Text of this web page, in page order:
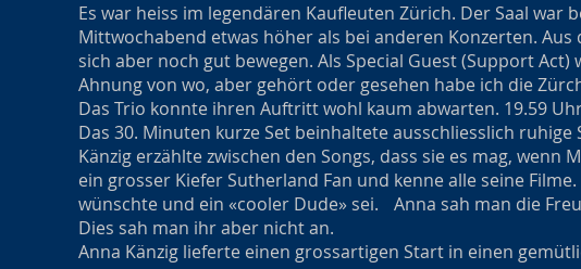
Es war heiss im legendären Kaufleuten Zürich. Der Saal
Mittwochabend etwas höher als bei anderen Konzerten.
sich aber noch gut bewegen. Als Special Guest (Support
Ahnung von wo, aber gehört oder gesehen habe ich die
Das Trio konnte ihren Auftritt wohl kaum abwarten. 19.59
Das 30. Minuten kurze Set beinhaltete ausschliesslich
Känzig erzählte zwischen den Songs, dass sie es mag,
ein grosser Kiefer Sutherland Fan und kenne alle seine
wünschte und ein «cooler Dude» sei. Anna sah man die
Dies sah man ihr aber nicht an.
Anna Känzig lieferte einen grossartigen Start in einen